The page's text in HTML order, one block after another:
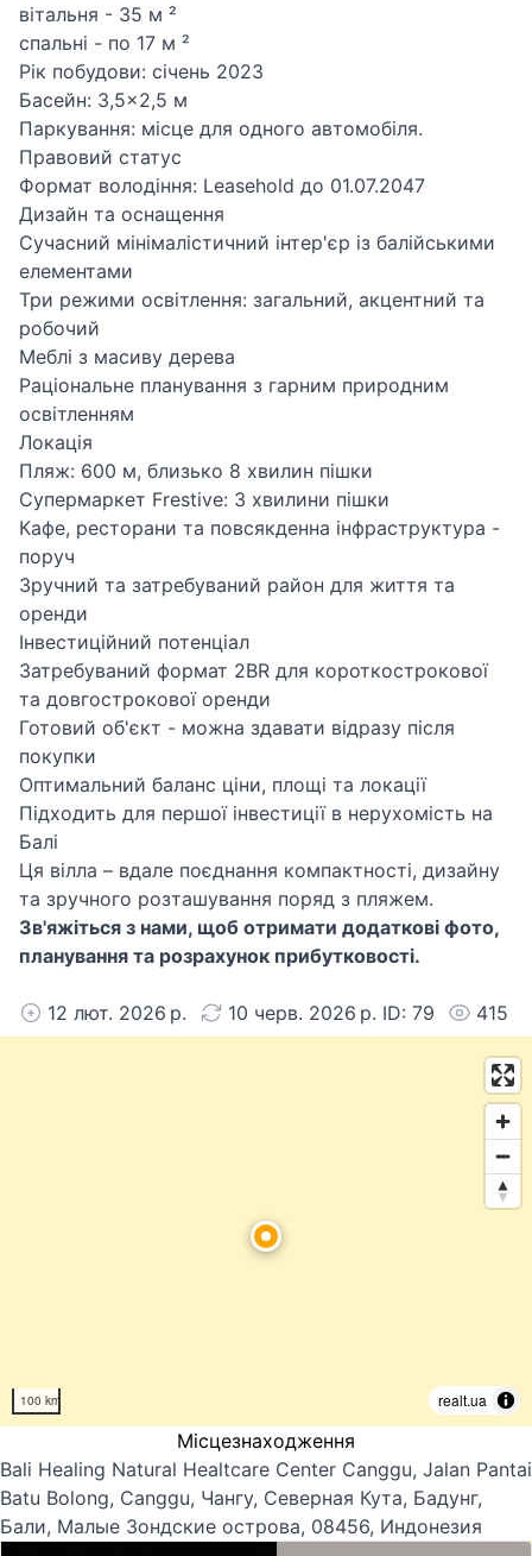
вітальня - 35 м ²
спальні - по 17 м ²
Рік побудови: січень 2023
Басейн: 3,5×2,5 м
Паркування: місце для одного автомобіля.
Правовий статус
Формат володіння: Leasehold до 01.07.2047
Дизайн та оснащення
Сучасний мінімалістичний інтер'єр із балійськими
елементами
Три режими освітлення: загальний, акцентний та
робочий
Меблі з масиву дерева
Раціональне планування з гарним природним
освітленням
Локація
Пляж: 600 м, близько 8 хвилин пішки
Супермаркет Frestive: 3 хвилини пішки
Кафе, ресторани та повсякденна інфраструктура -
поруч
Зручний та затребуваний район для життя та
оренди
Інвестиційний потенціал
Затребуваний формат 2BR для короткострокової
та довгострокової оренди
Готовий об'єкт - можна здавати відразу після
покупки
Оптимальний баланс ціни, площі та локації
Підходить для першої інвестиції в нерухомість на
Балі
Ця вілла – вдале поєднання компактності, дизайну
та зручного розташування поряд з пляжем.
Зв'яжіться з нами, щоб отримати додаткові фото,
планування та розрахунок прибутковості.
12 лют. 2026 р. 10 черв. 2026 р. ID: 79 415
100 km realt.ua
Місцезнаходження
Bali Healing Natural Healtcare Center Canggu, Jalan Pantai
Batu Bolong, Canggu, Чангу, Северная Кута, Бадунг,
Бали, Малые Зондские острова, 08456, Индонезия